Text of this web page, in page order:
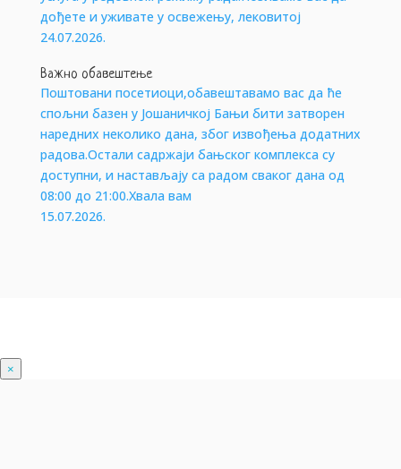
дођете и уживате у освежењу, лековитој
24.07.2026.
Важно обавештење
Поштовани посетиоци,обавештавамо вас да ће
спољни базен у Јошаничкој Бањи бити затворен
наредних неколико дана, због извођења додатних
радова.Остали садржаји бањског комплекса су
доступни, и настављају са радом сваког дана од
08:00 до 21:00.Хвала вам
15.07.2026.
×